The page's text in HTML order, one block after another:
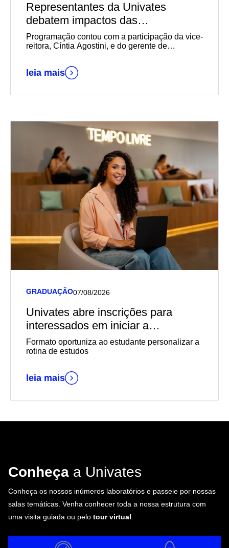
Representantes da Univates
debatem impactos das
transformações sociais,
econômicas e geracionais na
almoço da Acil
Programação contou com a participação da vice-
reitora, Cíntia Agostini, e do gerente de
instituição, Daniel Wallerius
leia mais
GRADUAÇÃO07/08/2026
Univates abre inscrições para
interessados em iniciar a
graduação EaD em outubro
Formato oportuniza ao estudante personalizar a
rotina de estudos
leia mais
Conheça a Univates
Conheça os nossos inúmeros laboratórios e passeie por nossas
salas temáticas. Venha conhecer toda a nossa estrutura com
uma visita guiada ou pelo tour virtual.